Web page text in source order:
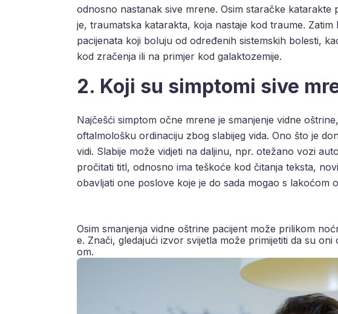
odnosno nastanak sive mrene. Osim staračke
je, traumatska katarakta, koja nastaje kod traume.
pacijenata koji boluju od određenih sistemskih bolesti,
kod zračenja ili na primjer kod galaktozemije.
2. Koji su simptomi sive
Najčešći simptom očne mrene je smanjenje vidne
oftalmološku ordinaciju zbog slabijeg vida. Ono što je
vidi. Slabije može vidjeti na daljinu, npr. otežano vozi
pročitati titl, odnosno ima teškoće kod čitanja teksta,
obavljati one poslove koje je do sada mogao s lakoćom
Osim smanjenja vidne oštrine pacijent može prilikom
e. Znači, gledajući izvor svijetla može primijetiti da su
om.